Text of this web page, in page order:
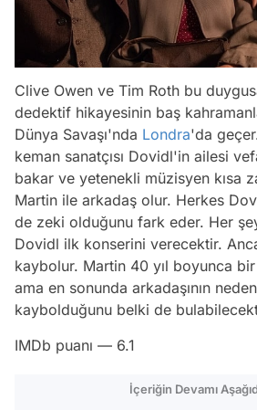
Clive Owen ve Tim Roth bu
dedektif hikayesinin baş
Dünya Savaşı'nda Londra'da
keman sanatçısı Dovidl'in ailesi
bakar ve yetenekli müzisyen kısa
Martin ile arkadaş olur. Herkes
de zeki olduğunu fark eder. Her
Dovidl ilk konserini verecektir.
kaybolur. Martin 40 yıl boyunca
ama en sonunda arkadaşının
kaybolduğunu belki de
IMDb puanı — 6.1
İçeriğin Devamı